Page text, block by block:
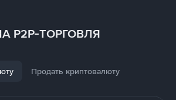
P2P-ТОРГОВЛЯ
Продать криптовалюту